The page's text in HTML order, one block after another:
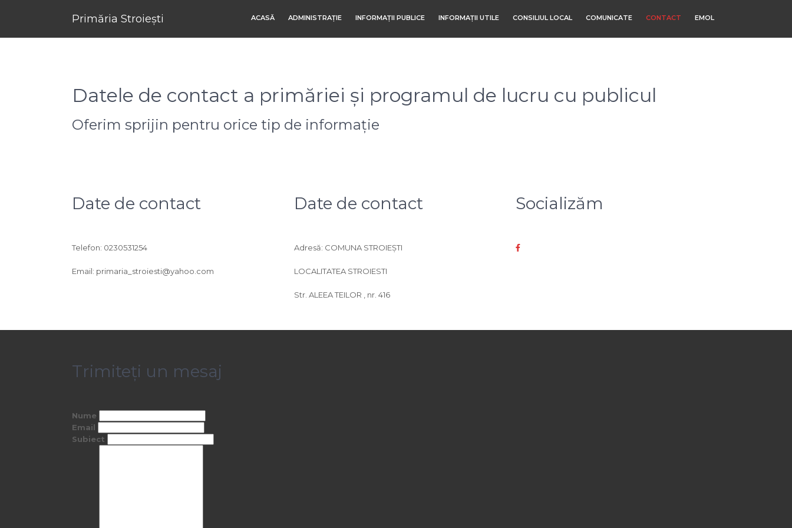
Primăria Stroiești ACASĂ ADMINISTRAȚIE INFORMAȚII PUBLICE INFORMAȚII UTILE CONSILIUL LOCAL COMUNICATE CONTACT EMOL
Datele de contact a primăriei și programul de lucru cu publicul
Oferim sprijin pentru orice tip de informație
Date de contact
Telefon: 0230531254
Email: primaria_stroiesti@yahoo.com
Date de contact
Adresă: COMUNA STROIEŞTI
LOCALITATEA STROIESTI
Str. ALEEA TEILOR , nr. 416
Socializăm
Trimiteți un mesaj
Nume
Email
Subiect